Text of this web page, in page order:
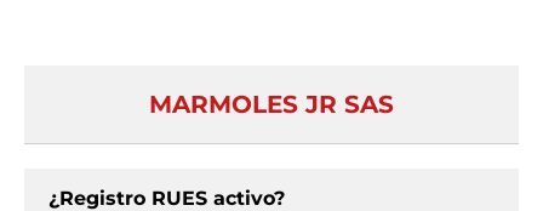
MARMOLES JR SAS
¿Registro RUES activo?